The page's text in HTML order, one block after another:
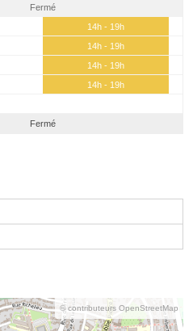
Fermé
14h - 19h
14h - 19h
14h - 19h
14h - 19h
Fermé
© contributeurs OpenStreetMap